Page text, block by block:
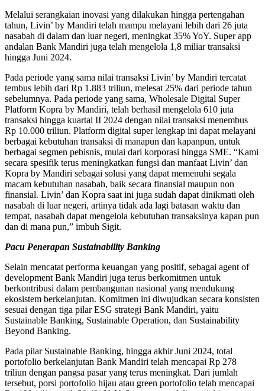
Melalui serangkaian inovasi yang dilakukan hingga pertengahan
tahun, Livin’ by Mandiri telah mampu melayani lebih dari 26 juta
nasabah di dalam dan luar negeri, meningkat 35% YoY. Super app
andalan Bank Mandiri juga telah mengelola 1,8 miliar transaksi
hingga Juni 2024.
Pada periode yang sama nilai transaksi Livin’ by Mandiri tercatat
tembus lebih dari Rp 1.883 triliun, melesat 25% dari periode tahun
sebelumnya. Pada periode yang sama, Wholesale Digital Super
Platform Kopra by Mandiri, telah berhasil mengelola 610 juta
transaksi hingga kuartal II 2024 dengan nilai transaksi menembus
Rp 10.000 triliun. Platform digital super lengkap ini dapat melayani
berbagai kebutuhan transaksi di manapun dan kapanpun, untuk
berbagai segmen pebisnis, mulai dari korporasi hingga SME. “Kami
secara spesifik terus meningkatkan fungsi dan manfaat Livin’ dan
Kopra by Mandiri sebagai solusi yang dapat memenuhi segala
macam kebutuhan nasabah, baik secara finansial maupun non
finansial. Livin’ dan Kopra saat ini juga sudah dapat dinikmati oleh
nasabah di luar negeri, artinya tidak ada lagi batasan waktu dan
tempat, nasabah dapat mengelola kebutuhan transaksinya kapan pun
dan di mana pun,” imbuh Sigit.
Pacu Penerapan Sustainability Banking
Selain mencatat performa keuangan yang positif, sebagai agent of
development Bank Mandiri juga terus berkomitmen untuk
berkontribusi dalam pembangunan nasional yang mendukung
ekosistem berkelanjutan. Komitmen ini diwujudkan secara konsisten
sesuai dengan tiga pilar ESG strategi Bank Mandiri, yaitu
Sustainable Banking, Sustainable Operation, dan Sustainability
Beyond Banking.
Pada pilar Sustainable Banking, hingga akhir Juni 2024, total
portofolio berkelanjutan Bank Mandiri telah mencapai Rp 278
triliun dengan pangsa pasar yang terus meningkat. Dari jumlah
tersebut, porsi portofolio hijau atau green portofolio telah mencapai